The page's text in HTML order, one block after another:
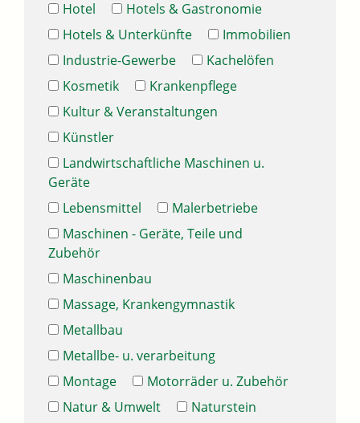
Hotel
Hotels & Gastronomie
Hotels & Unterkünfte
Immobilien
Industrie-Gewerbe
Kachelöfen
Kosmetik
Krankenpflege
Kultur & Veranstaltungen
Künstler
Landwirtschaftliche Maschinen u.
Geräte
Lebensmittel
Malerbetriebe
Maschinen - Geräte, Teile und
Zubehör
Maschinenbau
Massage, Krankengymnastik
Metallbau
Metallbe- u. verarbeitung
Montage
Motorräder u. Zubehör
Natur & Umwelt
Naturstein